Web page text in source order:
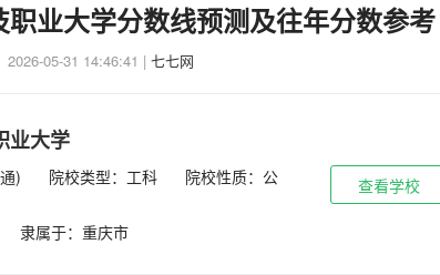
业大学分数线预测及往年分数参考
2026-05-31 14:46:41 | 七七网
业大学
) 院校类型：工科
院校性质：公
隶属于：重庆市
查看学校